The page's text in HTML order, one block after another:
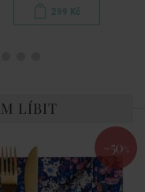
299 Kč
LÍBIT
-50 %